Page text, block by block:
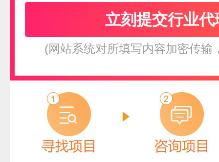
(网站系统对所填写内容加密传输